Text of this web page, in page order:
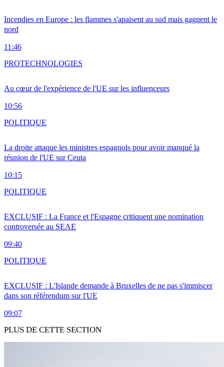
Incendies en Europe : les flammes s'apaisent au sud mais gagnent le
nord
11:46
Au cœur de l'expérience de l'UE sur les influenceurs
10:56
PROTECHNOLOGIES
La droite attaque les ministres espagnols pour avoir manqué la
réunion de l'UE sur Ceuta
10:15
POLITIQUE
EXCLUSIF : La France et l'Espagne critiquent une nomination
controversée au SEAE
09:40
POLITIQUE
EXCLUSIF : L'Islande demande à Bruxelles de ne pas s'immiscer
dans son référendum sur l'UE
09:07
POLITIQUE
PLUS DE CETTE SECTION